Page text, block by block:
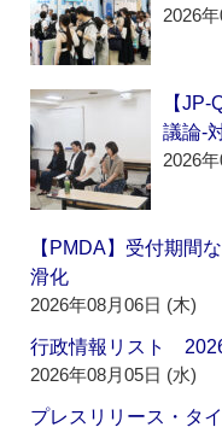
2026
【
議論‐
2026
【PMDA】受付期間
滑化
2026年08月06日 (木)
行政情報リスト
2026年08月05日 (水)
プレスリリース・タ